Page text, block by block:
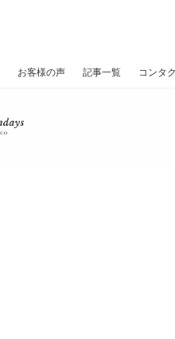
お客様の声 記事一覧 コンタ